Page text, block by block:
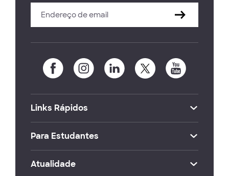
Links Rápidos
Para Estudantes
Atualidade